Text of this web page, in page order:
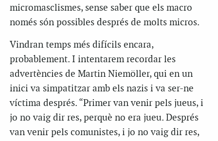
micromasclismes, sense saber que els macro
només són possibles després de molts micros.
Vindran temps més difícils encara,
probablement. I intentarem recordar les
advertències de Martin Niemöller, qui en un
inici va simpatitzar amb els nazis i va ser-ne
víctima després. “Primer van venir pels jueus, i
jo no vaig dir res, perquè no era jueu. Després
van venir pels comunistes, i jo no vaig dir res,